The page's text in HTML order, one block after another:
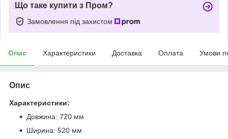
Що таке купити з Пром?
Замовлення під захистом
Опис Характеристики Доставка Оплата Умови
Опис
Характеристики:
Довжина: 720 мм
Ширина: 520 мм